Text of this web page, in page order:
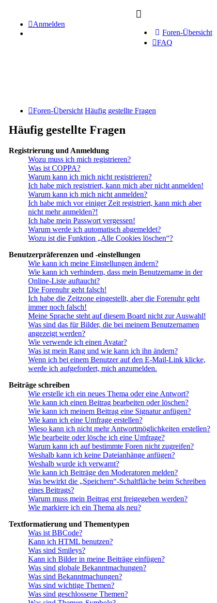
Foren-Übersicht
FAQ
Anmelden
Foren-Übersicht Häufig gestellte Fragen
Häufig gestellte Fragen
Registrierung und Anmeldung
Wozu muss ich mich registrieren?
Was ist COPPA?
Warum kann ich mich nicht registrieren?
Ich habe mich registriert, kann mich aber nicht anmelden!
Warum kann ich mich nicht anmelden?
Ich habe mich vor einiger Zeit registriert, kann mich aber
nicht mehr anmelden?!
Ich habe mein Passwort vergessen!
Warum werde ich automatisch abgemeldet?
Wozu ist die Funktion „Alle Cookies löschen“?
Benutzerpräferenzen und -einstellungen
Wie kann ich meine Einstellungen ändern?
Wie kann ich verhindern, dass mein Benutzername in der
Online-Liste auftaucht?
Die Forenuhr geht falsch!
Ich habe die Zeitzone eingestellt, aber die Forenuhr geht
immer noch falsch!
Meine Sprache steht auf diesem Board nicht zur Auswahl!
Was sind das für Bilder, die bei meinem Benutzernamen
angezeigt werden?
Wie verwende ich einen Avatar?
Was ist mein Rang und wie kann ich ihn ändern?
Wenn ich bei einem Benutzer auf den E-Mail-Link klicke,
werde ich aufgefordert, mich anzumelden.
Beiträge schreiben
Wie erstelle ich ein neues Thema oder eine Antwort?
Wie kann ich einen Beitrag bearbeiten oder löschen?
Wie kann ich meinem Beitrag eine Signatur anfügen?
Wie kann ich eine Umfrage erstellen?
Wieso kann ich nicht mehr Antwortmöglichkeiten erstellen?
Wie bearbeite oder lösche ich eine Umfrage?
Warum kann ich auf bestimmte Foren nicht zugreifen?
Weshalb kann ich keine Dateianhänge anfügen?
Weshalb wurde ich verwarnt?
Wie kann ich Beiträge den Moderatoren melden?
Was bewirkt die „Speichern“-Schaltfläche beim Schreiben
eines Beitrags?
Warum muss mein Beitrag erst freigegeben werden?
Wie markiere ich ein Thema als neu?
Textformatierung und Thementypen
Was ist BBCode?
Kann ich HTML benutzen?
Was sind Smileys?
Kann ich Bilder in meine Beiträge einfügen?
Was sind globale Bekanntmachungen?
Was sind Bekanntmachungen?
Was sind wichtige Themen?
Was sind geschlossene Themen?